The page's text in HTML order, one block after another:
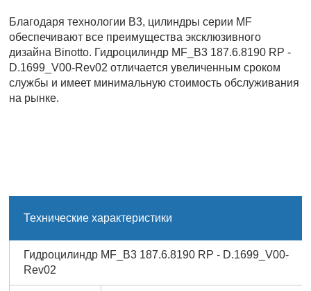
Благодаря технологии B3, цилиндры серии MF
обеспечивают все преимущества эксклюзивного
дизайна Binotto. Гидроцилиндр MF_B3 187.6.8190 RP -
D.1699_V00-Rev02 отличается увеличенным сроком
службы и имеет минимальную стоимость обслуживания
на рынке.
Технические характеристики
Гидроцилиндр MF_B3 187.6.8190 RP - D.1699_V00-
Rev02